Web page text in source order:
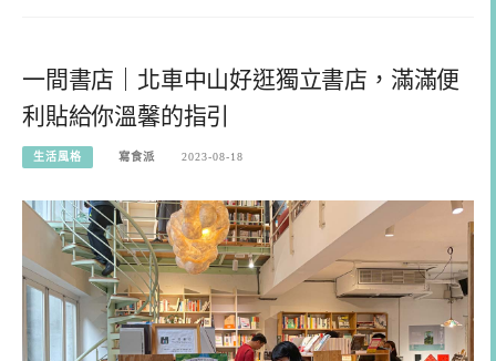
一間書店｜北車中山好逛獨立書店，滿滿便
利貼給你溫馨的指引
生活風格 寫食派 2023-08-18